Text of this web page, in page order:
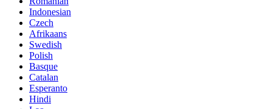
Indonesian
Czech
Afrikaans
Swedish
Polish
Basque
Catalan
Esperanto
Hindi